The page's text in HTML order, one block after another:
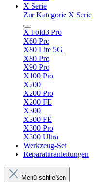
X Serie
Zur Kategorie X Serie
X Fold3 Pro
X60 Pro
X80 Lite 5G
X80 Pro
X90 Pro
X100 Pro
X200
X200 Pro
X200 FE
X300
X300 FE
X300 Pro
X300 Ultra
Werkzeug-Set
Reparaturanleitungen
Menü schließen